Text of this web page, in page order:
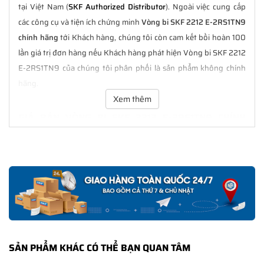
tại Việt Nam (SKF Authorized Distributor). Ngoài việc cung cấp
các công cụ và tiện ích chứng minhVòng bi SKF 2212 E-2RS1TN9
chính hãngtới Khách hàng, chúng tôi còn cam kết bồi hoàn 100
lần giá trị đơn hàng nếu Khách hàng phát hiện Vòng bi SKF 2212
E-2RS1TN9 của chúng tôi phân phối là sản phẩm không chính
HÃNG LUÔN TỐT NHẤT
bán hàng. Chúng tôi cam kết luôn đồng hành cùng Khách hàng
trong suốt quá trình sử dụng các sản phẩm SKF chính hãng.
Tất cả các sản phẩm SKF chính hãng do SKF Ngọc Anh
Xem thêm
SẢN PHẨM KHÁC CÓ THỂ BẠN QUAN TÂM